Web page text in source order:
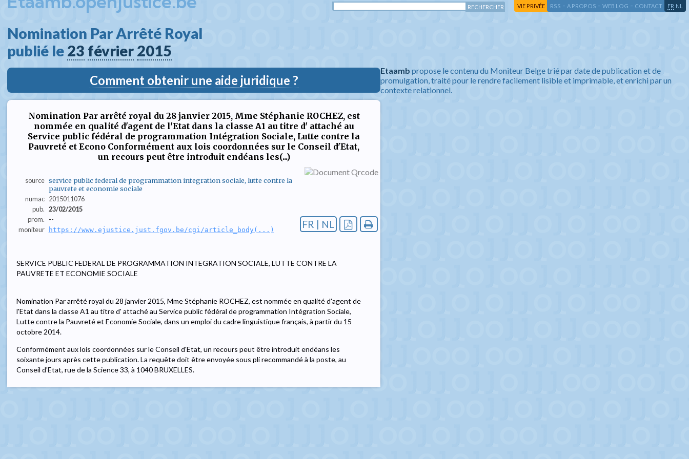
VIE PRIVÉE RSS - A PROPOS - WEB LOG - CONTACT FR NL
Nomination Par Arrêté Royal
publié le 23 février 2015
Comment obtenir une aide juridique ?
Nomination Par arrêté royal du 28 janvier 2015, Mme Stéphanie ROCHEZ, est
nommée en qualité d'agent de l'Etat dans la classe A1 au titre d' attaché au
Service public fédéral de programmation Intégration Sociale, Lutte contre la
Pauvreté et Econo Conformément aux lois coordonnées sur le Conseil d'Etat,
un recours peut être introduit endéans les(...)
source service public federal de programmation integration sociale, lutte contre la
pauvrete et economie sociale
numac 2015011076
pub. 23/02/2015
prom.
--
moniteur
https://www.ejustice.just.fgov.be/cgi/article_body(...) FR | NL
SERVICE PUBLIC FEDERAL DE PROGRAMMATION INTEGRATION SOCIALE, LUTTE CONTRE LA
PAUVRETE ET ECONOMIE SOCIALE
Nomination Par arrêté royal du 28 janvier 2015, Mme Stéphanie ROCHEZ, est nommée en qualité d'agent de
l'Etat dans la classe A1 au titre d' attaché au Service public fédéral de programmation Intégration Sociale,
Lutte contre la Pauvreté et Economie Sociale, dans un emploi du cadre linguistique français, à partir du 15
octobre 2014.
Conformément aux lois coordonnées sur le Conseil d'Etat, un recours peut être introduit endéans les
soixante jours après cette publication. La requête doit être envoyée sous pli recommandé à la poste, au
Conseil d'Etat, rue de la Science 33, à 1040 BRUXELLES.
Etaamb propose le contenu du Moniteur Belge trié par date de publication et de
promulgation, traité pour le rendre facilement lisible et imprimable, et enrichi par un
contexte relationnel.